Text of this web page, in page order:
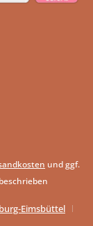
und ggf.
Eimsbüttel